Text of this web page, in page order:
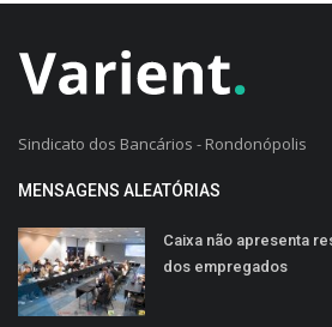
Sindicato dos Bancários - Rondonópolis
MENSAGENS ALEATÓRIAS
Caixa não apresenta
dos empregados